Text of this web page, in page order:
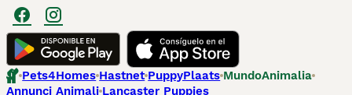
Pets4Homes Hastnet PuppyPlaats MundoAnimalia
Annunci Animali Lancaster Puppies